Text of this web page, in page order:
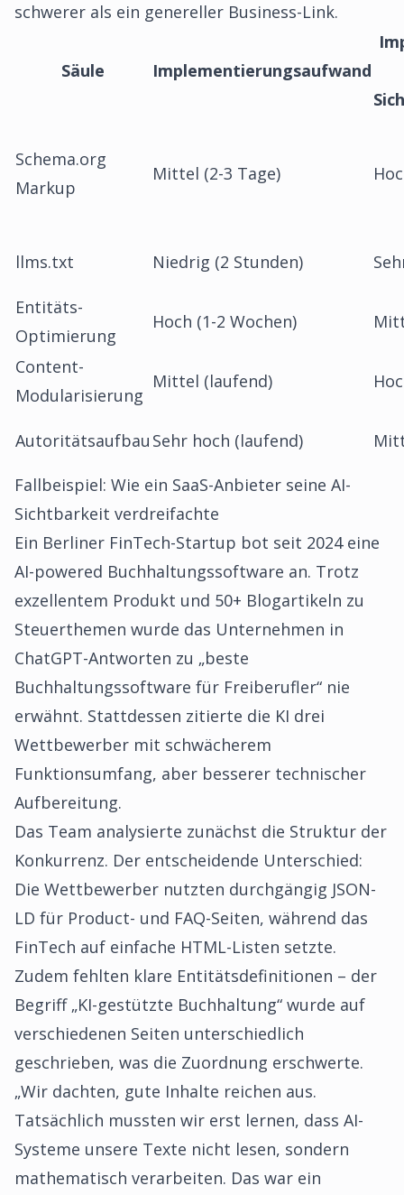
schwerer als ein genereller Business-Link.
Säule Implementierungsaufwand
Schema.org
Markup
Mittel (2-3 Tage)
llms.txt Niedrig (2 Stunden)
Entitäts-
Optimierung
Hoch (1-2 Wochen)
Content-
Modularisierung
Mittel (laufend)
Autoritätsaufbau Sehr hoch (laufend)
Fallbeispiel: Wie ein SaaS-Anbieter seine AI-
Sichtbarkeit verdreifachte
Ein Berliner FinTech-Startup bot seit 2024 eine
AI-powered Buchhaltungssoftware an. Trotz
exzellentem Produkt und 50+ Blogartikeln zu
Steuerthemen wurde das Unternehmen in
ChatGPT-Antworten zu „beste
Buchhaltungssoftware für Freiberufler“ nie
erwähnt. Stattdessen zitierte die KI drei
Wettbewerber mit schwächerem
Funktionsumfang, aber besserer technischer
Aufbereitung.
Das Team analysierte zunächst die Struktur der
Konkurrenz. Der entscheidende Unterschied:
Die Wettbewerber nutzten durchgängig JSON-
LD für Product- und FAQ-Seiten, während das
FinTech auf einfache HTML-Listen setzte.
Zudem fehlten klare Entitätsdefinitionen – der
Begriff „KI-gestützte Buchhaltung“ wurde auf
verschiedenen Seiten unterschiedlich
geschrieben, was die Zuordnung erschwerte.
„Wir dachten, gute Inhalte reichen aus.
Tatsächlich mussten wir erst lernen, dass AI-
Systeme unsere Texte nicht lesen, sondern
mathematisch verarbeiten. Das war ein